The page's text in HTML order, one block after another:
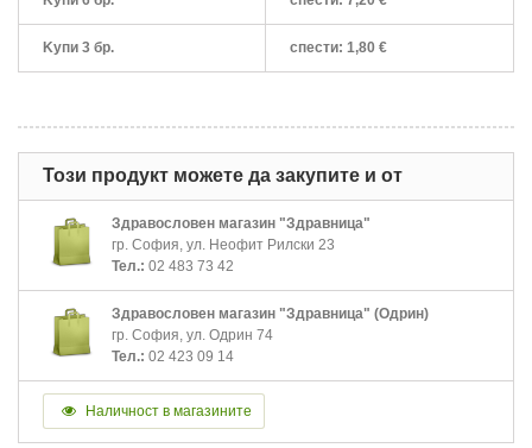
Kупи 3 бр. спести: 1,80 €
Този продукт можете да закупите и от
Здравословен магазин "Здравница"
гр. София, ул. Неофит Рилски 23
Тел.: 02 483 73 42
Здравословен магазин "Здравница" (Одрин)
гр. София, ул. Одрин 74
Тел.: 02 423 09 14
Наличност в магазините